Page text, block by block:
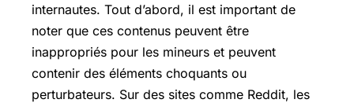
internautes. Tout d’abord, il est important de
noter que ces contenus peuvent être
inappropriés pour les mineurs et peuvent
contenir des éléments choquants ou
perturbateurs. Sur des sites comme Reddit, les